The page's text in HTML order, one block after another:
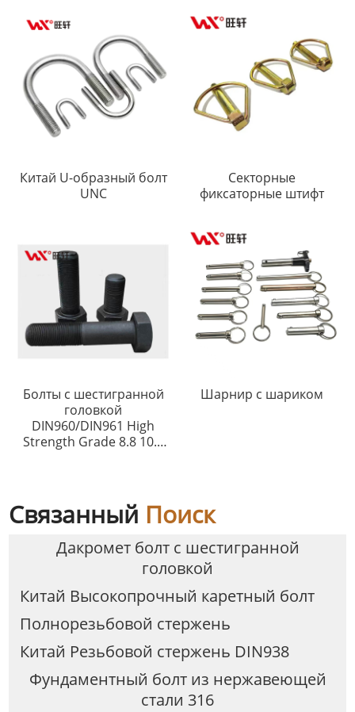
Китай U-образный болт
UNC
Секторные
фиксаторные штифт
Болты с шестигранной
головкой
DIN960/DIN961 High
Strength Grade 8.8 10.9
Шарнир с шариком
Связанный Поиск
Дакромет болт с шестигранной
головкой
Китай Высокопрочный каретный болт
Полнорезьбовой стержень
Китай Резьбовой стержень DIN938
Фундаментный болт из нержавеющей
стали 316